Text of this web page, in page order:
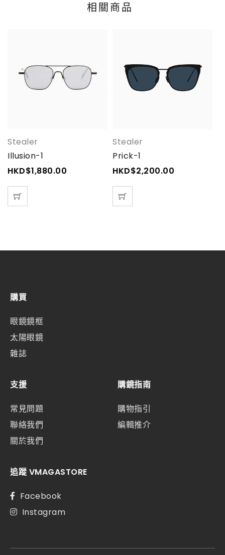
相關商品
Stealer
Illusion-1
HKD$1,880.00
Stealer
Prick-1
HKD$2,200.00
購買
眼鏡鏡框
太陽眼鏡
雜誌
支援
常見問題
聯絡我們
關於我們
購鏡指南
購物指引
編輯推介
追蹤 VMAGASTORE
Facebook
Instagram